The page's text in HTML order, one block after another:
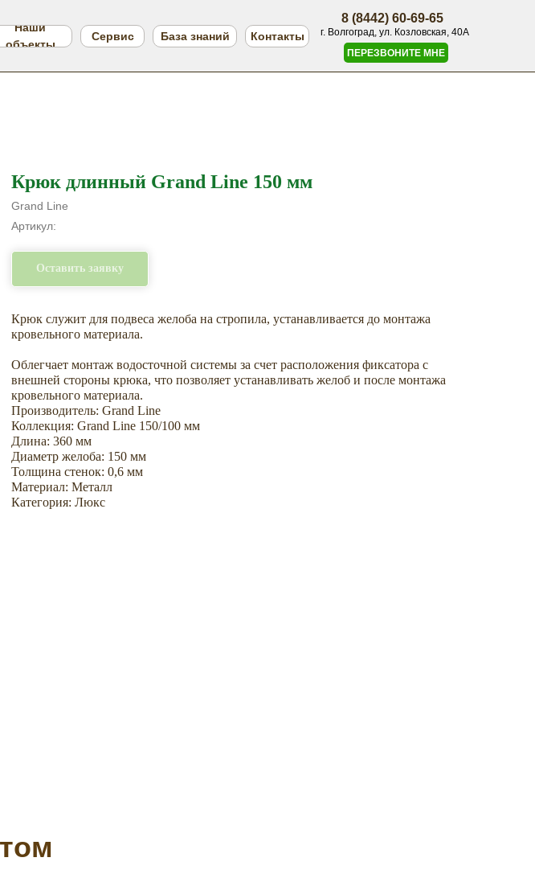
ПЕРЕЗВОНИТЕ МНЕ
г. Волгоград, ул. Козловская, 40А
8 (8442) 60-69-65
Наши
объекты
Контакты
База знаний
Сервис
Крюк длинный Grand Line 150 мм
Grand Line
Артикул:
Оставить заявку
Крюк служит для подвеса желоба на стропила, устанавливается до монтажа
кровельного материала.
Облегчает монтаж водосточной системы за счет расположения фиксатора с
внешней стороны крюка, что позволяет устанавливать желоб и после монтажа
кровельного материала.
Производитель: Grand Line
Коллекция: Grand Line 150/100 мм
Длина: 360 мм
Диаметр желоба: 150 мм
Толщина стенок: 0,6 мм
Материал: Металл
Категория: Люкс